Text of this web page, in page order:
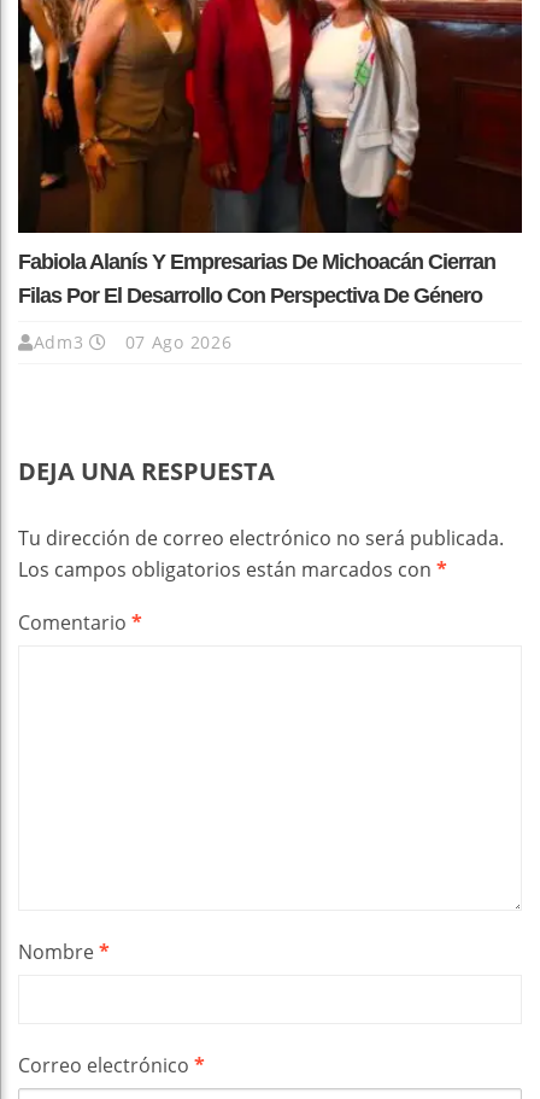
Fabiola Alanís Y Empresarias De Michoacán Cierran
Filas Por El Desarrollo Con Perspectiva De Género
Adm3 07 Ago 2026
DEJA UNA RESPUESTA
Tu dirección de correo electrónico no será publicada.
Los campos obligatorios están marcados con *
Comentario *
Nombre*
Correo electrónico *